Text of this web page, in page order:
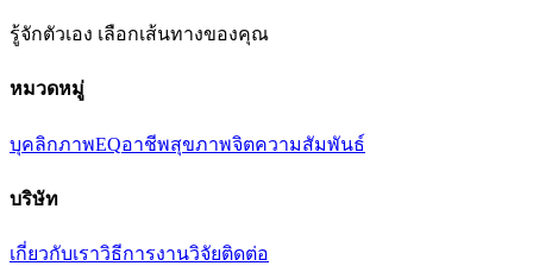
รู้จักตัวเอง เลือกเส้นทางของคุณ
หมวดหมู่
บุคลิกภาพEQอาชีพสุขภาพจิตความสัมพันธ์
บริษัท
เกี่ยวกับเราวิธีการงานวิจัยติดต่อ